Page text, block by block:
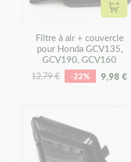
Filtre à air + couvercle
pour Honda GCV135,
GCV190, GCV160
12,79 € -22% 9,98 €